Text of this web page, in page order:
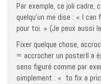
Par exemple, ce joli cadre,
quelqu’un me dise : « I
pour toi. » (Je peux aussi
Fixer quelque chose,
= accrocher un posterIl a
sens figuré comme par
simplement : « to fix a